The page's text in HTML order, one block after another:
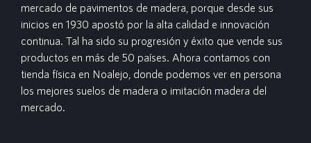
mercado de pavimentos de madera, porque desde sus
inicios en 1930 apostó por la alta calidad e innovación
continua. Tal ha sido su progresión y éxito que vende sus
productos en más de 50 países. Ahora contamos con
tienda física en Noalejo, donde podemos ver en persona
los mejores suelos de madera o imitación madera del
mercado.